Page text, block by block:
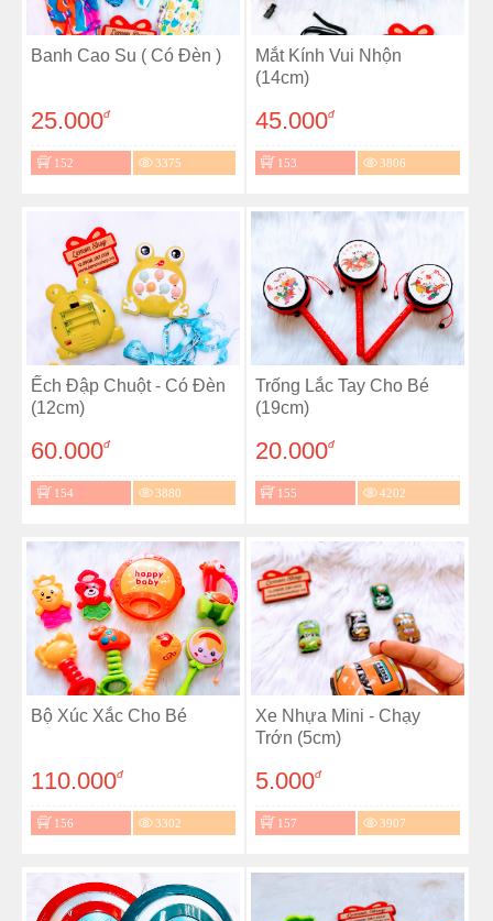
Banh Cao Su ( Có Đèn )
25.000đ
152 3375
Mắt Kính Vui Nhộn
(14cm)
45.000đ
153 3806
Ếch Đập Chuột - Có Đèn
(12cm)
60.000đ
154 3880
Trống Lắc Tay Cho Bé
(19cm)
20.000đ
155 4202
Bộ Xúc Xắc Cho Bé
110.000đ
156 3302
Xe Nhựa Mini - Chạy
Trớn (5cm)
5.000đ
157 3907